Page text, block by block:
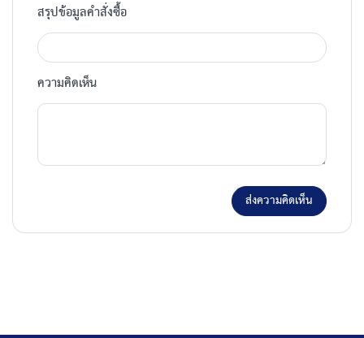
สรุปข้อมูลคำสั่งซื้อ
ความคิดเห็น
ส่งความคิดเห็น